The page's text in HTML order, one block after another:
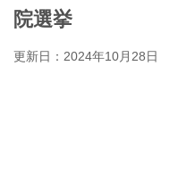
院選挙
更新日： 2024年10月28日